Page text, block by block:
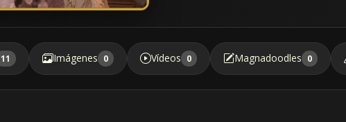
11 Imágenes 0 Vídeos 0 Magnadoodles 0